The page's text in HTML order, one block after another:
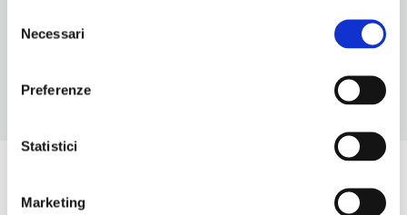
delNecessari
Preferenze
Statistici
Marketing
Trentino-Alto Adige